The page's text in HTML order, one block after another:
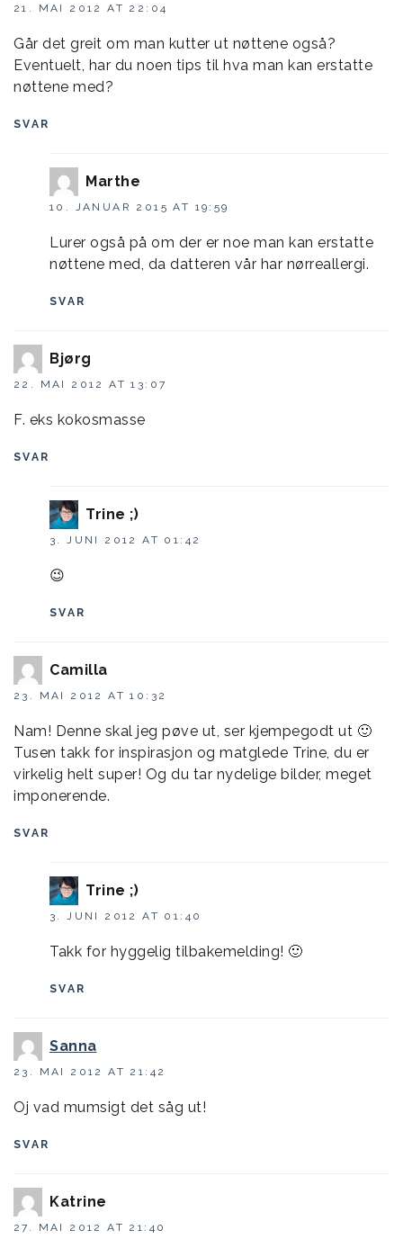
21. MAI 2012 AT 22:04
Går det greit om man kutter ut nøttene også?
Eventuelt, har du noen tips til hva man kan erstatte
nøttene med?
SVAR
Marthe
10. JANUAR 2015 AT 19:59
Lurer også på om der er noe man kan erstatte
nøttene med, da datteren vår har nørreallergi.
SVAR
Bjørg
22. MAI 2012 AT 13:07
F. eks kokosmasse
SVAR
Trine ;)
3. JUNI 2012 AT 01:42
😉
SVAR
Camilla
23. MAI 2012 AT 10:32
Nam! Denne skal jeg pøve ut, ser kjempegodt ut 🙂
Tusen takk for inspirasjon og matglede Trine, du er
virkelig helt super! Og du tar nydelige bilder, meget
imponerende.
SVAR
Trine ;)
3. JUNI 2012 AT 01:40
Takk for hyggelig tilbakemelding! 🙂
SVAR
Sanna
23. MAI 2012 AT 21:42
Oj vad mumsigt det såg ut!
SVAR
Katrine
27. MAI 2012 AT 21:40